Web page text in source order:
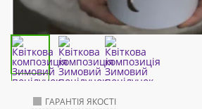
ГАРАНТІЯ ЯКОСТІ